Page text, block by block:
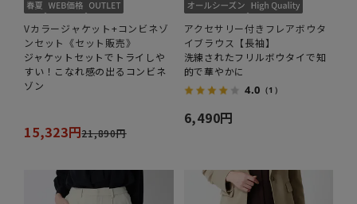
Vカラージャケット+コンビネゾ
ンセット《セット販売》
ジャケットセットでトライしや
すい！こなれ感の出るコンビネ
ゾン
15,323円21,890円
アクセサリー付きフレアボウタ
イブラウス【長袖】
洗練されたフリルボウタイで知
的で華やかに
4.0 （1）
6,490円